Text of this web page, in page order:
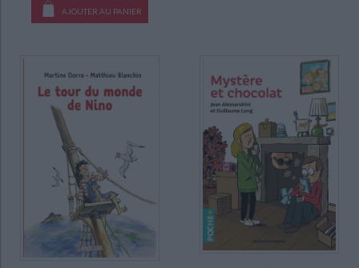
CHARGEMENT...
Tom-Tom et Nana (70)
C'est la vie, Lulu ! (47)
Sheltie (41)
Essie (40)
DISPONIBILITÉ
epuise (6637)
disponible (1582)
a-paraitre (109)
AJOUTER AU PANIER